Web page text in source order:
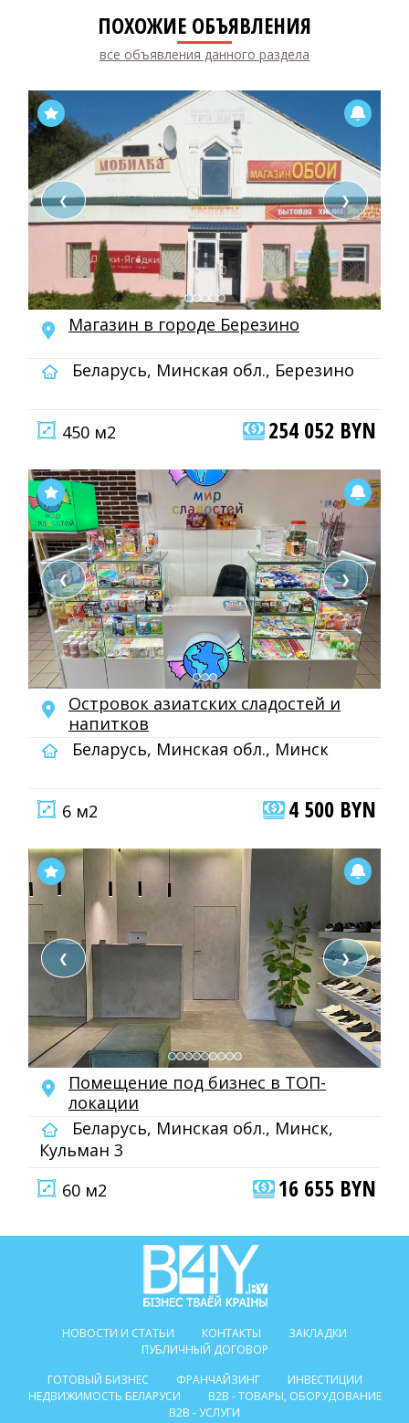
ПОХОЖИЕ ОБЪЯВЛЕНИЯ
все объявления данного раздела
❮ ❯
Магазин в городе Березино
Беларусь, Минская обл., Березино
450 м2 254 052 BYN
❮ ❯
Островок азиатских сладостей и
напитков
Беларусь, Минская обл., Минск
6 м2 4 500 BYN
❮ ❯
Помещение под бизнес в ТОП-
локации
Беларусь, Минская обл., Минск,
Кульман 3
60 м2
16 655 BYN
НОВОСТИ И СТАТЬИ КОНТАКТЫ
ЗАКЛАДКИ
ПУБЛИЧНЫЙ ДОГОВОР
ГОТОВЫЙ БИЗНЕС
ФРАНЧАЙЗИНГ
ИНВЕСТИЦИИ
НЕДВИЖИМОСТЬ БЕЛАРУСИ
B2B - ТОВАРЫ, ОБОРУДОВАНИЕ
B2B - УСЛУГИ